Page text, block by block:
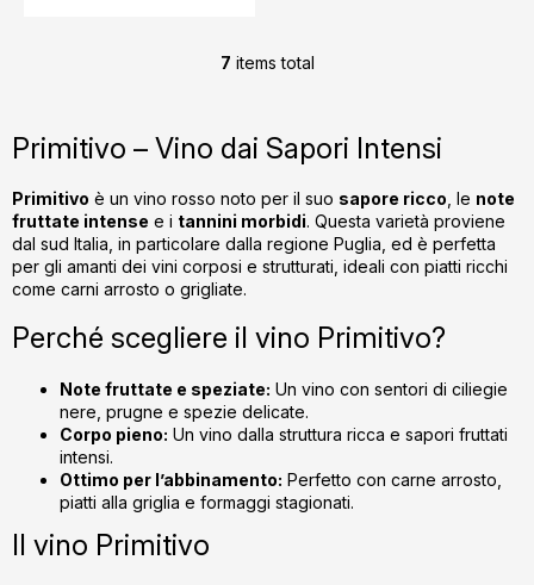
L
t
n
g
c
t
o
l
s
7 items total
Primitivo – Vino dai Sapori Intensi
Primitivo è un vino rosso noto per il suo sapore ricco, le note
fruttate intense e i tannini morbidi. Questa varietà proviene
dal sud Italia, in particolare dalla regione Puglia, ed è perfetta
per gli amanti dei vini corposi e strutturati, ideali con piatti ricchi
come carni arrosto o grigliate.
Perché scegliere il vino Primitivo?
Note fruttate e speziate: Un vino con sentori di ciliegie
nere, prugne e spezie delicate.
Corpo pieno: Un vino dalla struttura ricca e sapori fruttati
intensi.
Ottimo per l’abbinamento: Perfetto con carne arrosto,
piatti alla griglia e formaggi stagionati.
Il vino Primitivo